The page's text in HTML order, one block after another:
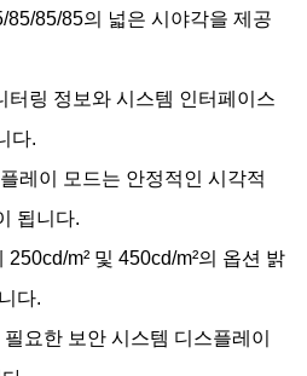
85/85/85의 넓은 시야각을 제공
터링 정보와 시스템 인터페이스
다.
레이 모드는 안정적인 시각적
됩니다.
m² 및 450cd/m²의 옵션 밝
다.
요한 보안 시스템 디스플레이